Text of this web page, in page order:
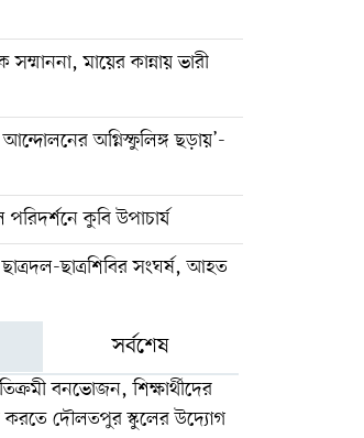
মায়ের কান্নায় ভারী
অগ্নিস্ফুলিঙ্গ ছড়ায়’-
কুবি উপাচার্য
ছাত্রশিবির সংঘর্ষ, আহত
সর্বশেষ
বনভোজন, শিক্ষার্থীদের
করতে দৌলতপুর স্কুলের উদ্যোগ